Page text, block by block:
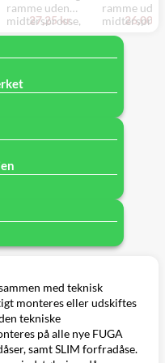
ramme uden
midtersprosse,
1x2 modul,
monteringsramm
27,25 kr.
ramme uden
1x2 modul,
teknisk
26,00
med teknisk
monteres eller udskiftes
tekniske
på alle nye FUGA
samt SLIM forfradåse.